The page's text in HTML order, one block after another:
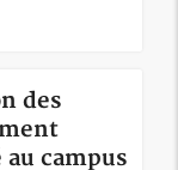
des
campus